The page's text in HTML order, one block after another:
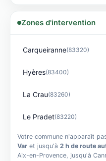
Zones d'intervention
Carqueiranne(83320)
Hyères(83400)
La Crau(83260)
Le Pradet(83220)
Votre commune n'apparaît
Var et jusqu'à 2 h de route
Aix-en-Provence, jusqu'à